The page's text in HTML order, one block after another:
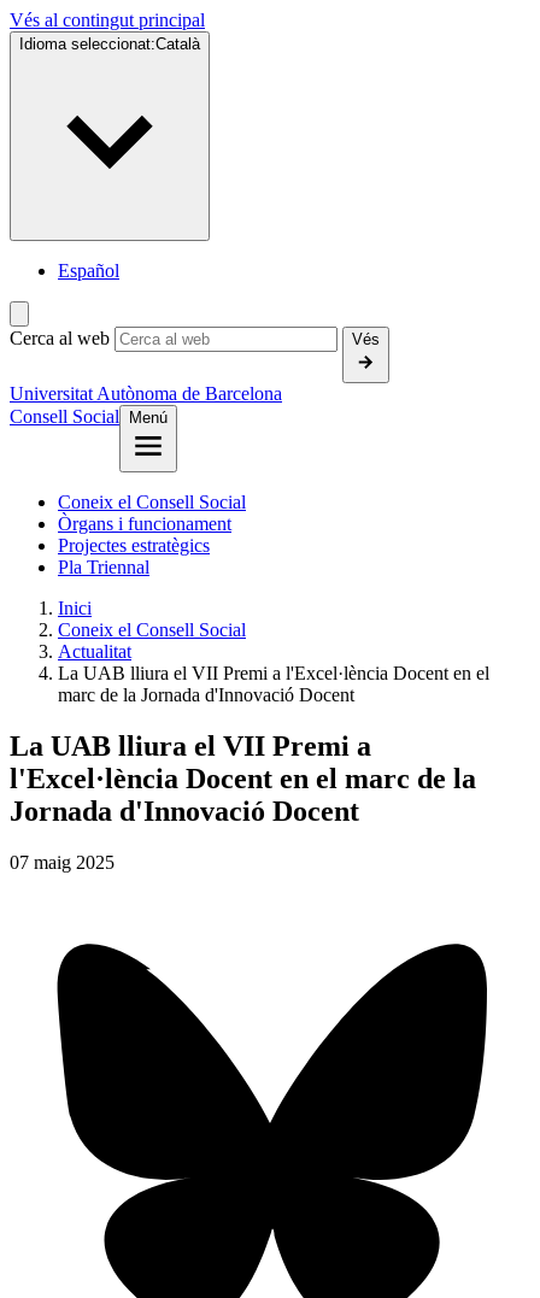
Vés al contingut principal
Idioma seleccionat:Català
Español
Cerca al web Vés
Universitat Autònoma de Barcelona
Consell Social
Menú
Coneix el Consell Social
Òrgans i funcionament
Projectes estratègics
Pla Triennal
Inici
Coneix el Consell Social
Actualitat
La UAB lliura el VII Premi a l'Excel·lència Docent en el
marc de la Jornada d'Innovació Docent
La UAB lliura el VII Premi a
l'Excel·lència Docent en el marc de la
Jornada d'Innovació Docent
07 maig 2025